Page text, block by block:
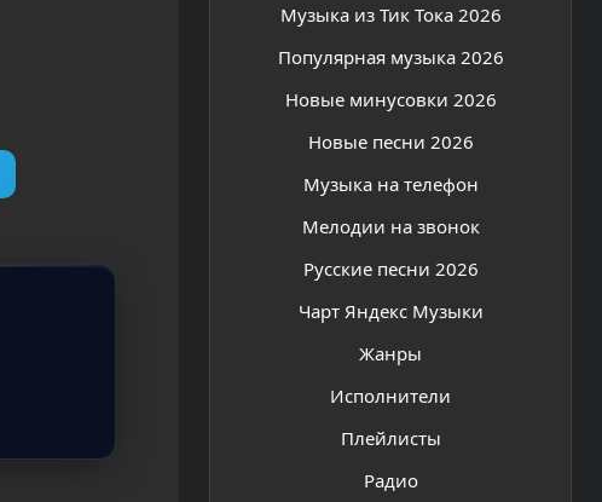
Музыка из Тик Тока 2026
Популярная музыка 2026
Новые минусовки 2026
Новые песни 2026
Музыка на телефон
Мелодии на звонок
Русские песни 2026
Чарт Яндекс Музыки
Жанры
Исполнители
Плейлисты
Радио